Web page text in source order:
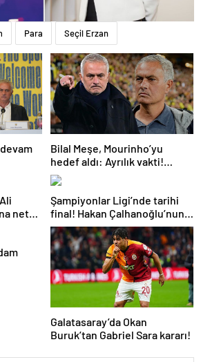
Para Seçil Erzan
Bilal Meşe, Mourinho’yu
hedef aldı: Ayrılık vakti!
Fenerbahçe’ye teknik
direktör önerisi
net
dev
Şampiyonlar Ligi’nde tarihi
final! Hakan Çalhanoğlu’nun
takımı Inter’in rakibi belli oldu
Galatasaray’da Okan
Buruk’tan Gabriel Sara kararı!